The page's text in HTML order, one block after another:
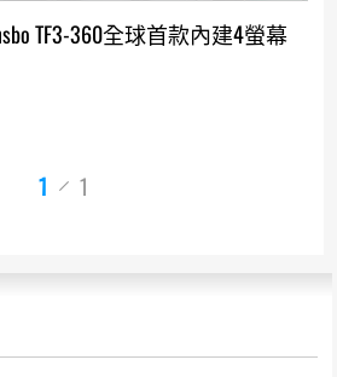
TF3-360全球首款內建4螢幕
1 1